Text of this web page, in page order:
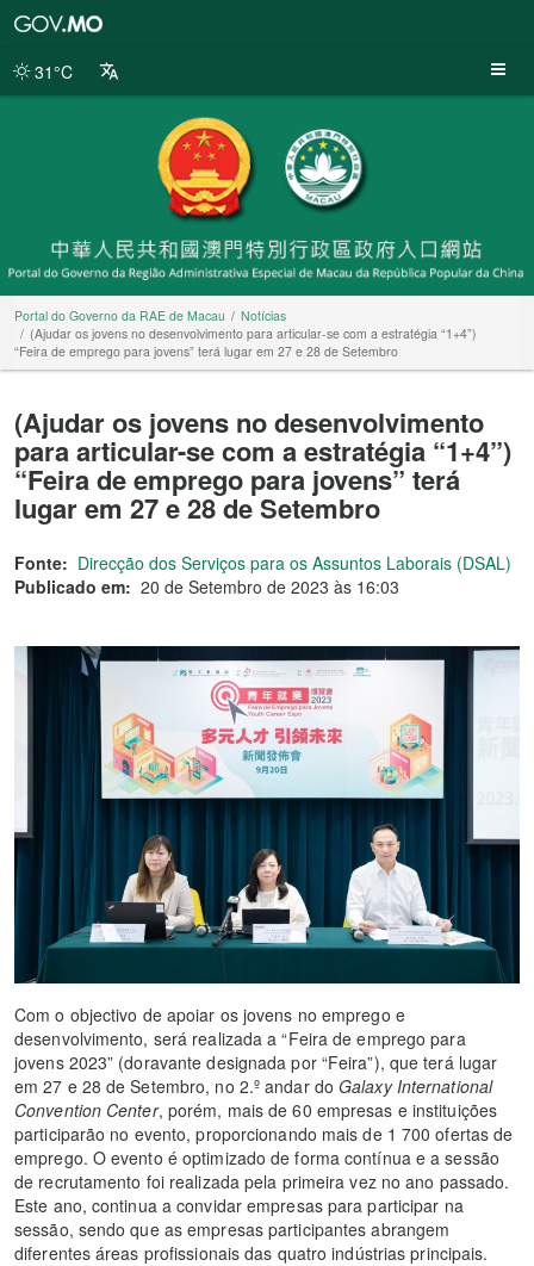
da
31°C
Portal do Governo da RAE de Macau
Notícias
(Ajudar os jovens no desenvolvimento para articular-se com a estratégia “1+4”)
“Feira de emprego para jovens” terá lugar em 27 e 28 de Setembro
(Ajudar os jovens no desenvolvimento
para articular-se com a estratégia “1+4”)
“Feira de emprego para jovens” terá
lugar em 27 e 28 de Setembro
Fonte: Direcção dos Serviços para os Assuntos Laborais (DSAL)
Publicado em: 20 de Setembro de 2023 às 16:03
Com o objectivo de apoiar os jovens no emprego e
desenvolvimento, será realizada a “Feira de emprego para
jovens 2023” (doravante designada por “Feira”), que terá lugar
em 27 e 28 de Setembro, no 2.º andar doGalaxy International
Convention Center, porém, mais de 60 empresas e instituições
participarão no evento, proporcionando mais de 1 700 ofertas de
emprego. O evento é optimizado de forma contínua e a sessão
de recrutamento foi realizada pela primeira vez no ano passado.
Este ano, continua a convidar empresas para participar na
sessão, sendo que as empresas participantes abrangem
diferentes áreas profissionais das quatro indústrias principais.